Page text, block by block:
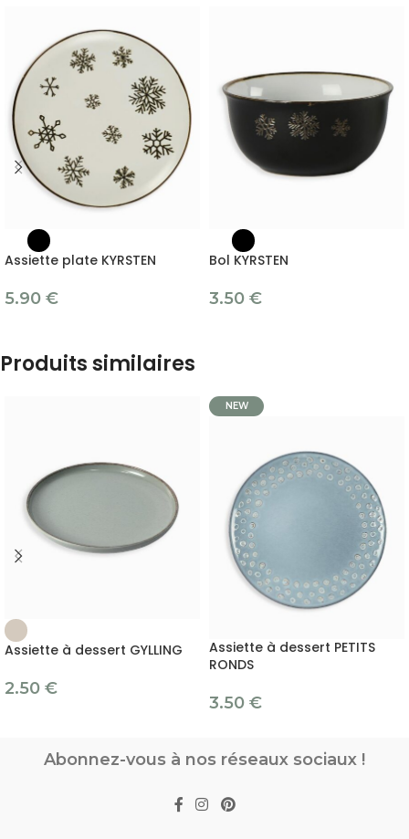
Assiette plate KYRSTEN
5.90 €
Bol KYRSTEN
3.50 €
Produits similaires
Assiette à dessert GYLLING
2.50 €
NEW
Assiette à dessert PETITS
RONDS
3.50 €
Abonnez-vous à nos réseaux sociaux !